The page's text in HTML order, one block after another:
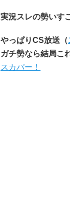
実況スレの勢いす
やっぱりCS放送（
ガチ勢なら結局こ
スカパー！